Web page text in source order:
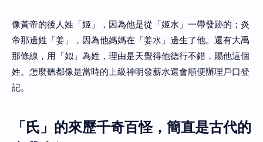
像黃帝的後人姓「姬」，因為他是從「姬水」一帶發跡的；炎
帝那邊姓「姜」，因為他媽媽在「姜水」邊生了他。還有大禹
那條線，用「姒」為姓，理由是天覺得他德行不錯，賜他這個
姓。怎麼聽都像是當時的上級神明發薪水還會順便辦理戶口登
記。
「氏」的來歷千奇百怪，簡直是古代的